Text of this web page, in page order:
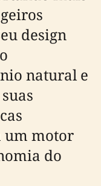
design
natural e
um motor
do